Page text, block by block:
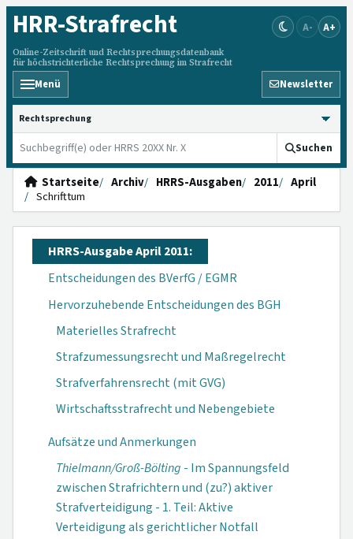
HRR-Strafrecht
Online-Zeitschrift und Rechtsprechungsdatenbank
für höchstrichterliche Rechtsprechung im Strafrecht
A- A+
Menü Newsletter
HRRS durchsuchen
Suchen
Startseite Archiv HRRS-Ausgaben 2011
April
Schrifttum
HRRS-Ausgabe April 2011:
Entscheidungen des BVerfG / EGMR
Hervorzuhebende Entscheidungen des BGH
Materielles Strafrecht
Strafzumessungsrecht und Maßregelrecht
Strafverfahrensrecht (mit GVG)
Wirtschaftsstrafrecht und Nebengebiete
Aufsätze und Anmerkungen
Thielmann/Groß-Bölting - Im Spannungsfeld
zwischen Strafrichtern und (zu?) aktiver
Strafverteidigung - 1. Teil: Aktive
Verteidigung als gerichtlicher Notfall